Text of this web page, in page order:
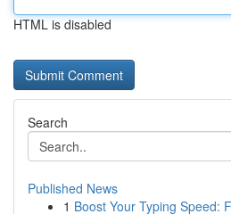
HTML is disabled
Search
Published News
1 Boost Your Typing Speed: